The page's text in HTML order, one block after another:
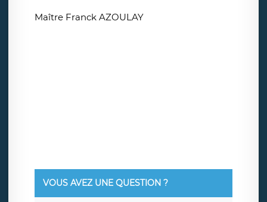
Maître Franck AZOULAY
VOUS AVEZ UNE QUESTION ?